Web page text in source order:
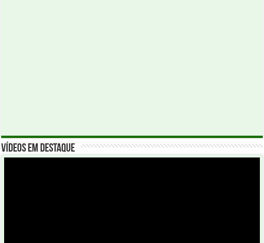
Vídeos em Destaque